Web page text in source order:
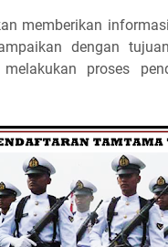
memberikan
dengan
proses